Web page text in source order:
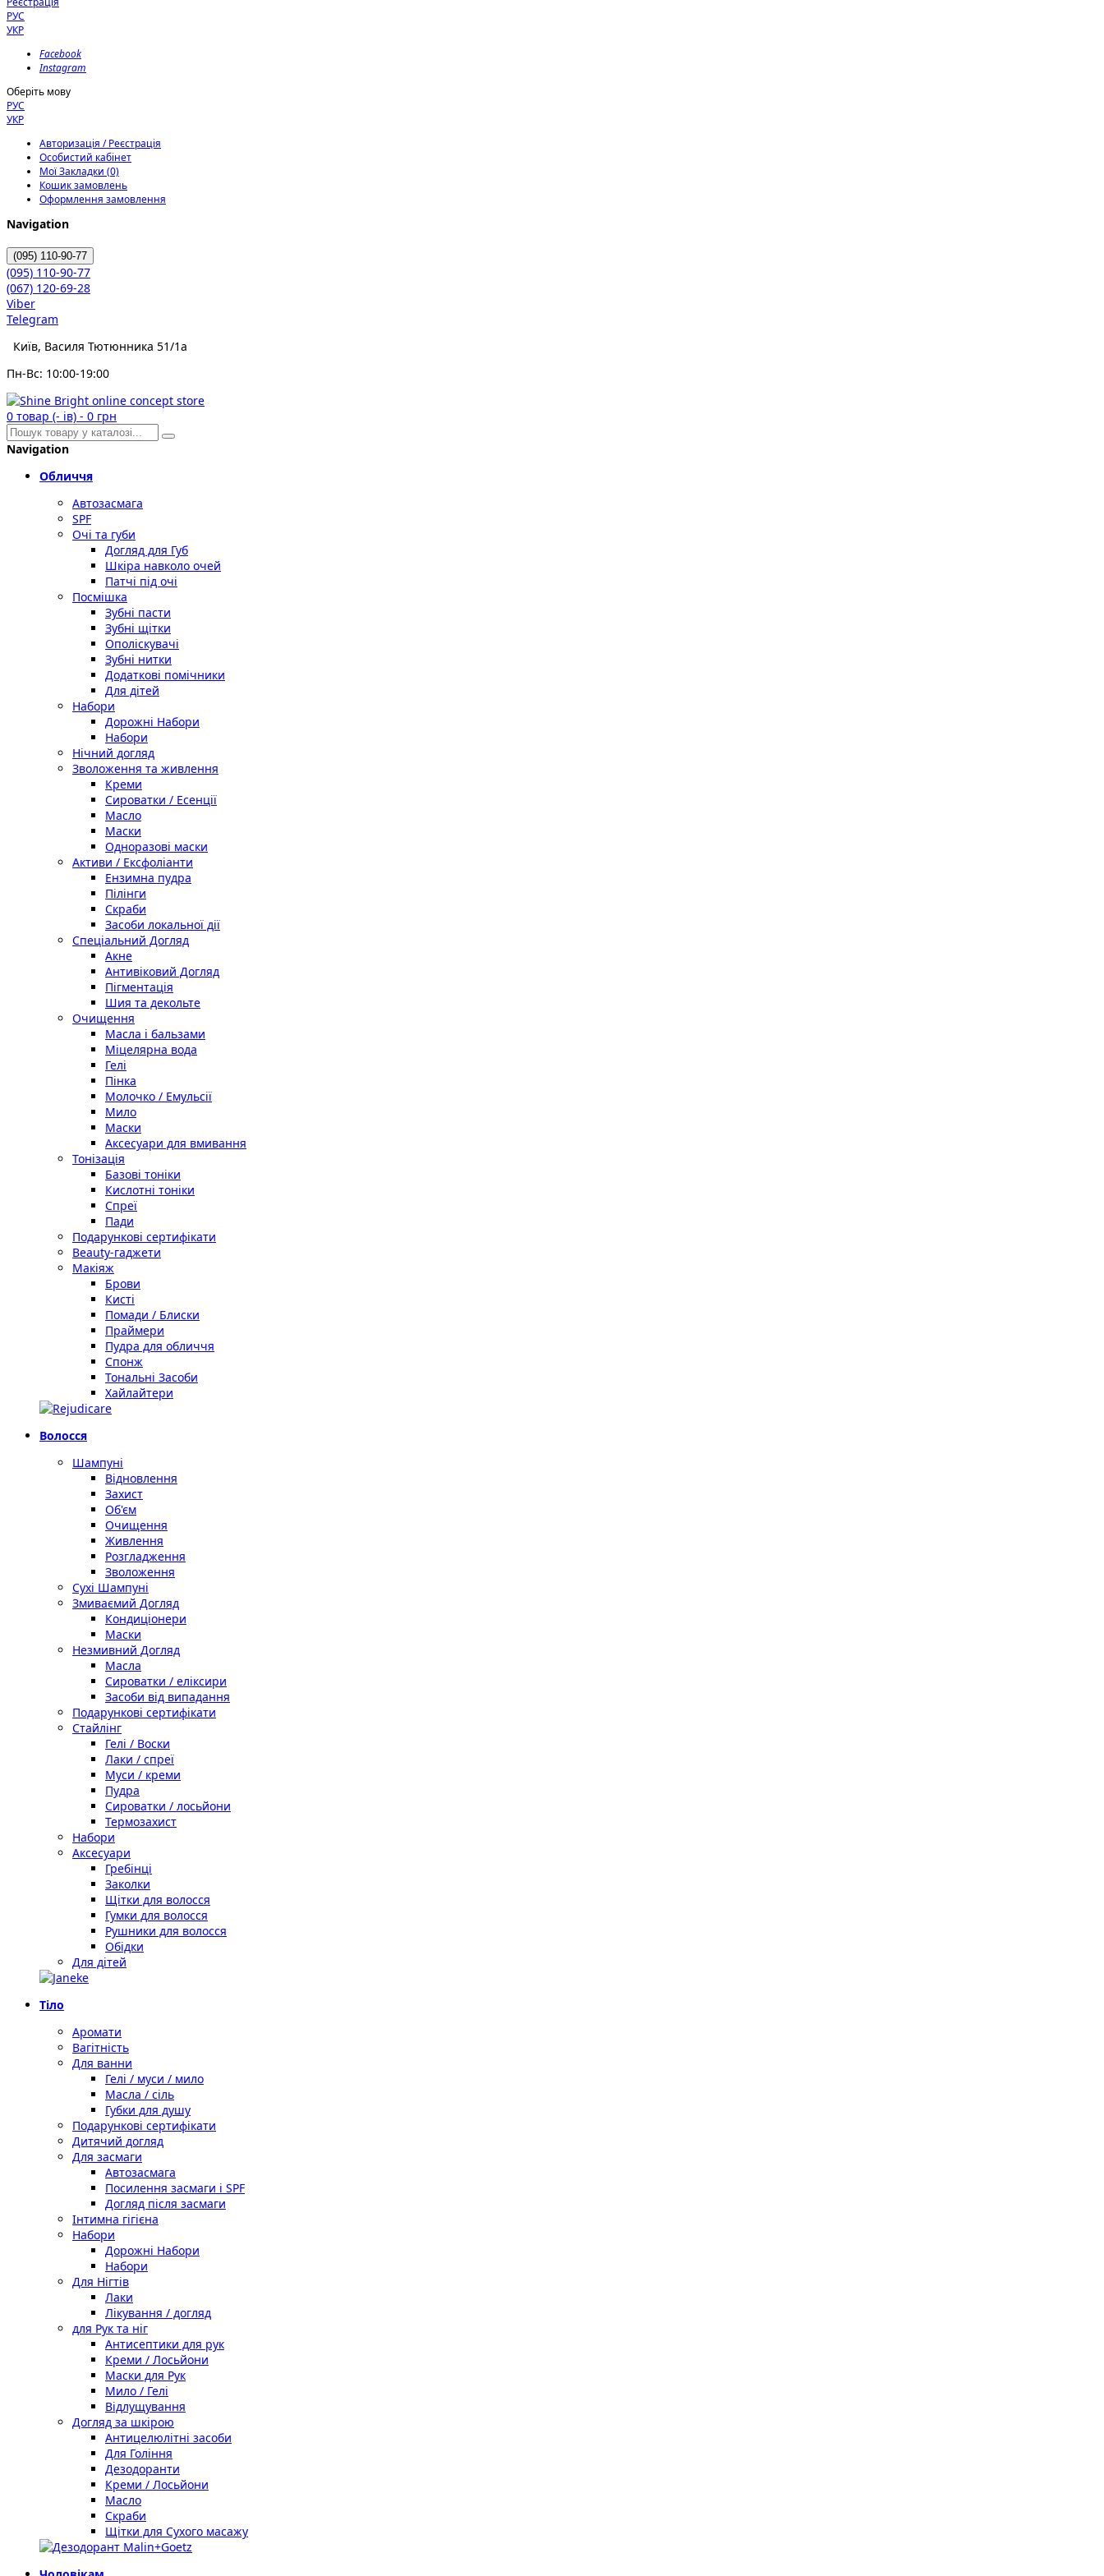
РУС
УКР
Facebook
Instagram
Оберіть мову
РУС
УКР
Авторизація / Реєстрація
Особистий кабінет
Мої Закладки (0)
Кошик замовлень
Оформлення замовлення
Navigation
(095) 110-90-77
(095) 110-90-77
(067) 120-69-28
Viber
Telegram
Київ, Василя Тютюнника 51/1а
Пн-Вс: 10:00-19:00
0 товар (- ів) - 0 грн
Navigation
Обличчя
Автозасмага
SPF
Очі та губи
Догляд для Губ
Шкіра навколо очей
Патчі під очі
Посмішка
Зубні пасти
Зубні щітки
Ополіскувачі
Зубні нитки
Додаткові помічники
Для дітей
Набори
Дорожні Набори
Набори
Нічний догляд
Зволоження та живлення
Креми
Сироватки / Есенції
Масло
Маски
Одноразові маски
Активи / Ексфоліанти
Ензимна пудра
Пілінги
Скраби
Засоби локальної дії
Спеціальний Догляд
Акне
Антивіковий Догляд
Пігментація
Шия та декольте
Очищення
Масла і бальзами
Міцелярна вода
Гелі
Пінка
Молочко / Емульсії
Мило
Маски
Аксесуари для вмивання
Тонізація
Базові тоніки
Кислотні тоніки
Спреї
Пади
Подарункові сертифікати
Beauty-гаджети
Макіяж
Брови
Кисті
Помади / Блиски
Праймери
Пудра для обличчя
Спонж
Тональні Засоби
Хайлайтери
Волосся
Шампуні
Відновлення
Захист
Об'єм
Очищення
Живлення
Розгладження
Зволоження
Сухі Шампуні
Змиваємий Догляд
Кондиціонери
Маски
Незмивний Догляд
Масла
Сироватки / еліксири
Засоби від випадання
Подарункові сертифікати
Стайлінг
Гелі / Воски
Лаки / спреї
Муси / креми
Пудра
Сироватки / лосьйони
Термозахист
Набори
Аксесуари
Гребінці
Заколки
Щітки для волосся
Гумки для волосся
Рушники для волосся
Обідки
Для дітей
Тіло
Аромати
Вагітність
Для ванни
Гелі / муси / мило
Масла / сіль
Губки для душу
Подарункові сертифікати
Дитячий догляд
Для засмаги
Автозасмага
Посилення засмаги і SPF
Догляд після засмаги
Інтимна гігієна
Набори
Дорожні Набори
Набори
Для Нігтів
Лаки
Лікування / догляд
для Рук та ніг
Антисептики для рук
Креми / Лосьйони
Маски для Рук
Мило / Гелі
Відлущування
Догляд за шкірою
Антицелюлітні засоби
Для Гоління
Дезодоранти
Креми / Лосьйони
Масло
Скраби
Щітки для Сухого масажу